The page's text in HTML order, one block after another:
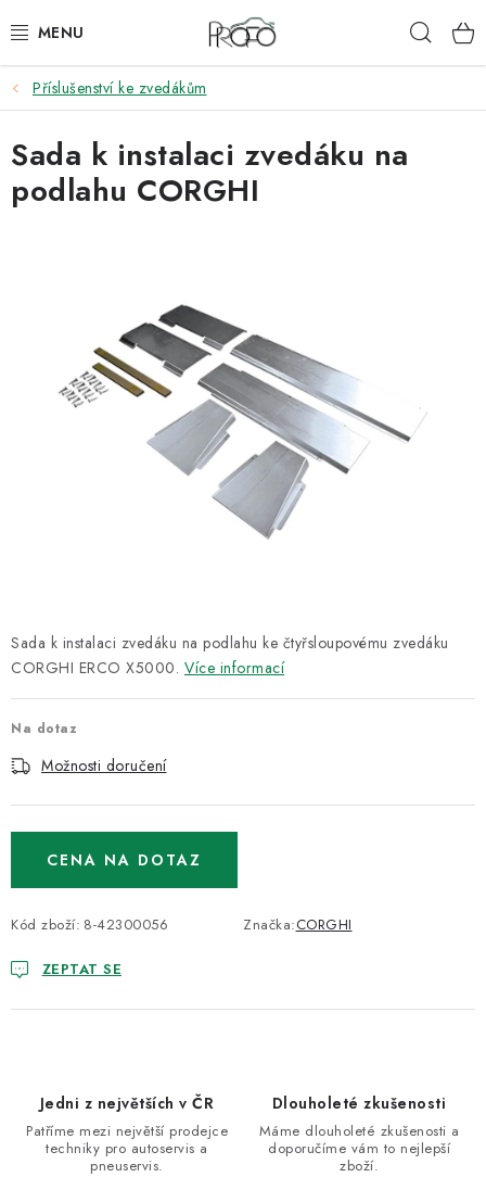
na
ZVEDÁKY
ZOUVAČKY
VYVAŽOVAČKY
AUTOMATICKÉ PŘEVODOVKY
KLIMATIZACE
OLEJE A KAPALINY
MYCÍ STOLY
Úvod O nás Kariéra
Blog
Doprava & platby Kontakty
Moje objednávka
Příslušenství ke zvedákům
Sada k instalaci zvedáku na podlahu ke čtyřsloupovému zvedáku
CORGHI ERCO X5000. Více informací
Na dotaz
Možnosti doručení
CENA NA DOTAZ
Kód zboží: 8-42300056 Značka:CORGHI
ZEPTAT SE
Sada k instalaci zvedáku na
podlahu CORGHI
Jedni z největších v ČR
Patříme mezi největší prodejce
techniky pro autoservis a
pneuservis.
Dlouholeté zkušenosti
Máme dlouholeté zkušenosti a
doporučíme vám to nejlepší
zboží.